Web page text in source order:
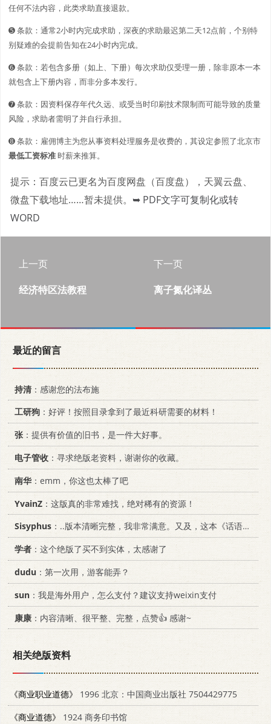
任何不法内容，此类求助直接退款。
➎ 条款：通常2小时内完成求助，深夜的求助最迟第二天12点前，个别特
别疑难的会提前告知在24小时内完成。
➏ 条款：若包含多册（如上、下册）每次求助仅受理一册，除非原本一本
就包含上下册内容，而非分多本发行。
➐ 条款：因资料保存年代久远、或受当时印刷技术限制而可能导致的质量
风险，求助者需明了并自行承担。
➑ 条款：雇佣博主为您从事资料处理服务是收费的，其设定参照了北京市
最低工资标准时薪来推算。
提示：百度云已更名为百度网盘（百度盘），天翼云盘、
微盘下载地址……暂未提供。 ➥ PDF文字可复制化或转
WORD
上一页
经济特区法教程
下一页
离子氮化译丛
最近的留言
持清：感谢您的法布施
工研狗 ：好评！按照目录拿到了最近科研需要的材料！
张：提供有价值的旧书，是一件大好事。
电子管收 ：寻求绝版老资料，谢谢你的收藏。
南华 ：emm，你这也太棒了吧
YvainZ ：这版真的非常难找，绝对稀有的资源！
Sisyphus ：..版本清晰完整，我非常满意。又及，这本《话语的真相》...
学者 ：这个绝版了买不到实体，太感谢了
dudu ：第一次用，游客能弄？
sun ：我是海外用户，怎么支付？建议支持weixin支付
康康 ：内容清晰、很平整、完整，点赞👍 感谢~
相关绝版资料
《商业职业道德》
1996 北京：中国商业出版社 7504429775
《商业道德》
1924 商务印书馆